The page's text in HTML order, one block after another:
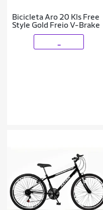
Bicicleta Aro 20 Kls Free
Style Gold Freio V-Brake